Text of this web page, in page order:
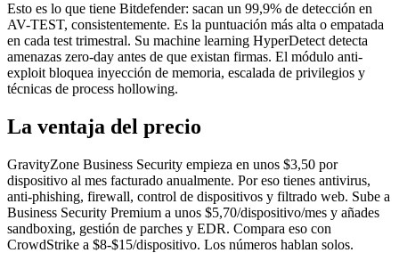
Esto es lo que tiene Bitdefender: sacan un 99,9% de detección en
AV-TEST, consistentemente. Es la puntuación más alta o empatada
en cada test trimestral. Su machine learning HyperDetect detecta
amenazas zero-day antes de que existan firmas. El módulo anti-
exploit bloquea inyección de memoria, escalada de privilegios y
técnicas de process hollowing.
La ventaja del precio
GravityZone Business Security empieza en unos $3,50 por
dispositivo al mes facturado anualmente. Por eso tienes antivirus,
anti-phishing, firewall, control de dispositivos y filtrado web. Sube a
Business Security Premium a unos $5,70/dispositivo/mes y añades
sandboxing, gestión de parches y EDR. Compara eso con
CrowdStrike a $8-$15/dispositivo. Los números hablan solos.